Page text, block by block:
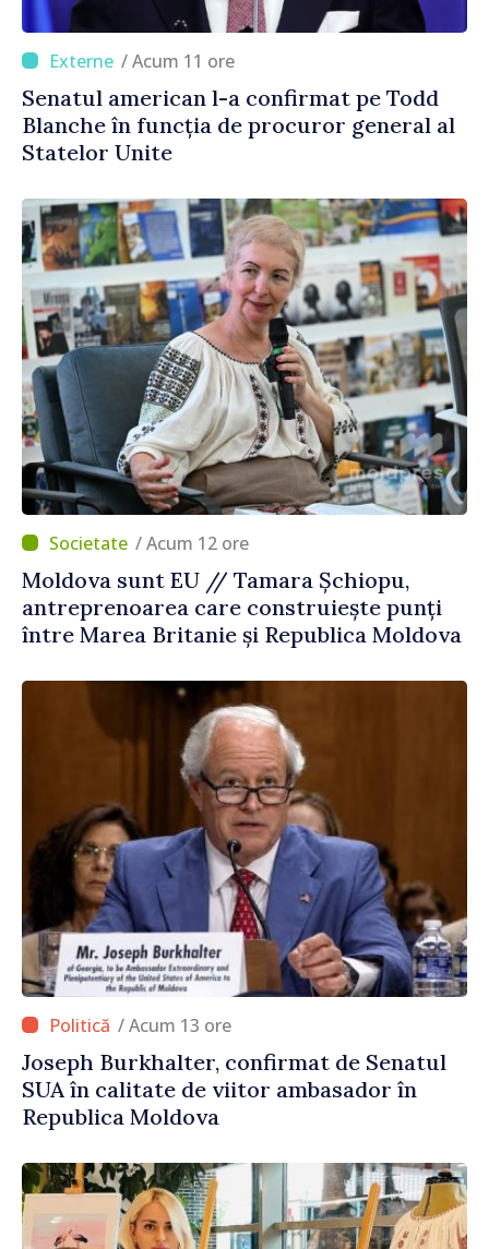
/ Acum 11 ore
Senatul american l-a confirmat pe Todd
Blanche în funcția de procuror general al
Statelor Unite
/ Acum 12 ore
Moldova sunt EU // Tamara Șchiopu,
antreprenoarea care construiește punți
între Marea Britanie și Republica Moldova
/ Acum 13 ore
Joseph Burkhalter, confirmat de Senatul
SUA în calitate de viitor ambasador în
Republica Moldova